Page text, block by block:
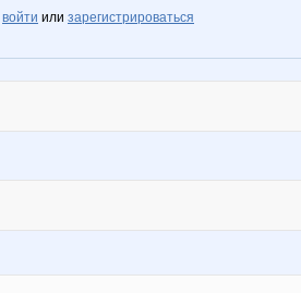
войти или зарегистрироваться